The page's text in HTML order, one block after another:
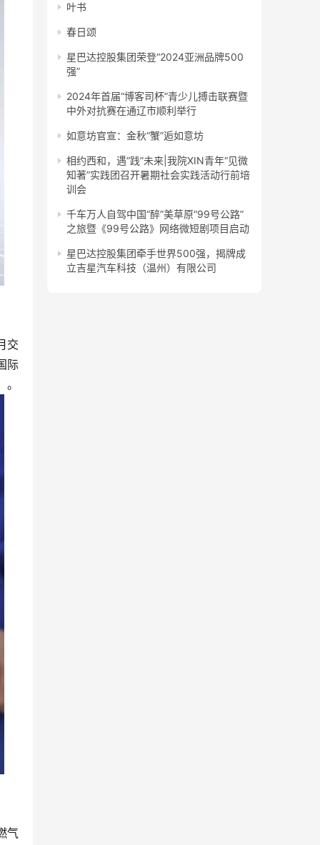
际
叶书
春日颂
星巴达控股集团荣登“2024亚洲品牌500
强”
2024年首届“博客司杯”青少儿搏击联赛暨
中外对抗赛在通辽市顺利举行
如意坊官宣：金秋“蟹”逅如意坊
相约西和，遇“践”未来|我院XIN青年“见微
知著”实践团召开暑期社会实践活动行前培
训会
千车万人自驾中国“醉”美草原“99号公路”
之旅暨《99号公路》网络微短剧项目启动
星巴达控股集团牵手世界500强，揭牌成
立吉星汽车科技（温州）有限公司